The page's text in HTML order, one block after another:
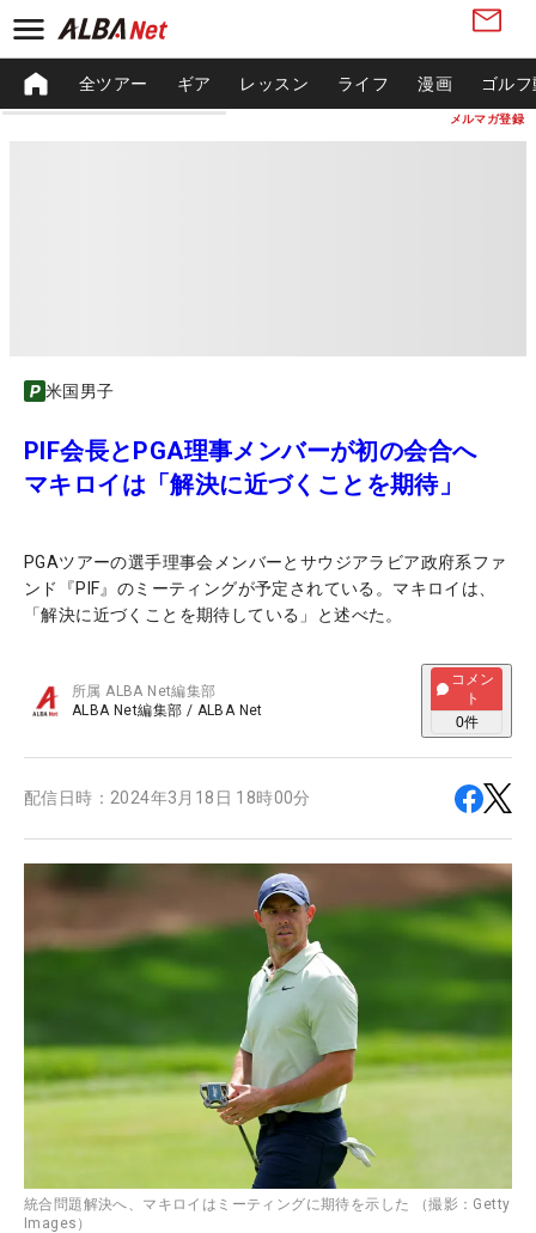
メルマガ登録
全ツアー ギア レッスン ライフ 漫画 ゴル
米国男子
PIF会長とPGA理事メンバーが初の会合へ
マキロイは「解決に近づくことを期待」
PGAツアーの選手理事会メンバーとサウジアラビア政府系ファ
ンド『PIF』のミーティングが予定されている。マキロイは、
「解決に近づくことを期待している」と述べた。
所属ALBA Net編集部
ALBA Net編集部 / ALBA Net
コメン
ト
0件
配信日時： 2024年3月18日 18時00分
統合問題解決へ、マキロイはミーティングに期待を示した （撮影：Getty
Images）